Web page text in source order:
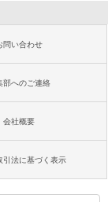
問い合わせ
部へのご連絡
会社概要
引法に基づく表示